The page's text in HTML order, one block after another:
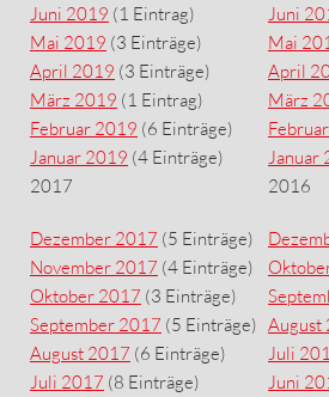
Juni 2019 (1 Eintrag)
Mai 2019 (3 Einträge)
April 2019 (3 Einträge)
März 2019 (1 Eintrag)
Februar 2019 (6 Einträge)
Januar 2019 (4 Einträge)
Juni
Mai
April
März
Januar
2017
Dezember 2017 (5 Einträge)
November 2017 (4 Einträge)
Oktober 2017 (3 Einträge)
September 2017 (5 Einträge)
August 2017 (6 Einträge)
Juli 2017 (8 Einträge)
2016
August
Juli
Juni